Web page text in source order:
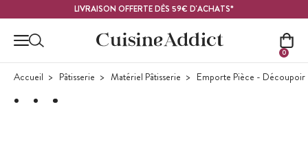
LIVRAISON OFFERTE DÈS 59€ D'ACHATS*
0
Accueil Pâtisserie Matériel Pâtisserie Emporte Pièce - Découpoir